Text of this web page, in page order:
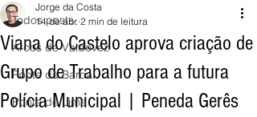
Todos posts
Arcos de Valdevez
Ponte da Barca
Ponte de Lima
Viana do Castelo aprova criação de
Grupo de Trabalho para a futura
Polícia Municipal | Peneda Gerês
Jorge da Costa
14 de abr. 2 min de leitura